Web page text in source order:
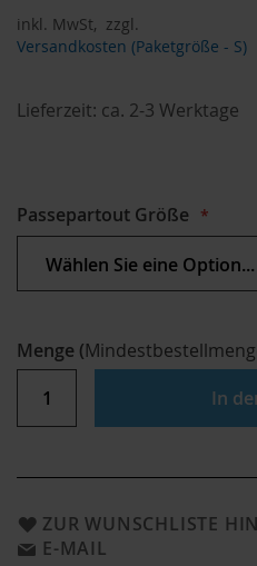
inkl. MwSt, zzgl.
Versandkosten (Paketgröße - S)
Lieferzeit: ca. 2-3 Werktage
Passepartout Größe
Menge (
In
ZUR WUNSCHLISTE
E-MAIL